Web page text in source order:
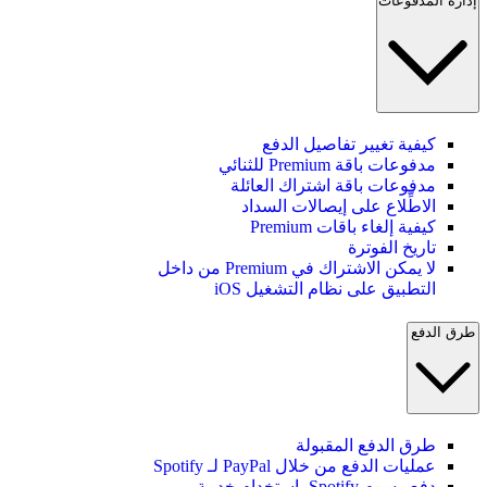
كيفية تغيير تفاصيل الدفع
مدفوعات باقة Premium للثنائي
مدفوعات باقة اشتراك العائلة
الاطِّلاع على إيصالات السداد
كيفية إلغاء باقات Premium
تاريخ الفوترة
لا يمكن الاشتراك في Premium من داخل
التطبيق على نظام التشغيل iOS
طرق الدفع
طرق الدفع المقبولة
عمليات الدفع من خلال PayPal لـ Spotify